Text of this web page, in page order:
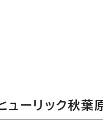
ューリック秋